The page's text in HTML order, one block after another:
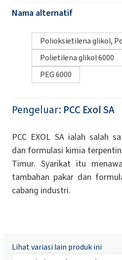
Nama alternatif
Polioksietilena glikol,
Polietilena glikol 6000
PEG 6000
Pengeluar: PCC Exol SA
PCC EXOL SA ialah salah
dan formulasi kimia
Timur. Syarikat itu
tambahan pakar dan
cabang industri.
Lihat variasi lain produk ini